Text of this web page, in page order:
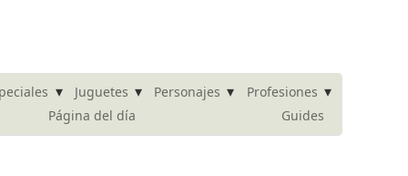
▾ Juguetes ▾ Personajes ▾ Profesiones ▾
Página del día Guides